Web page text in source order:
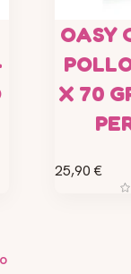
OASY
X 70
25,90 €